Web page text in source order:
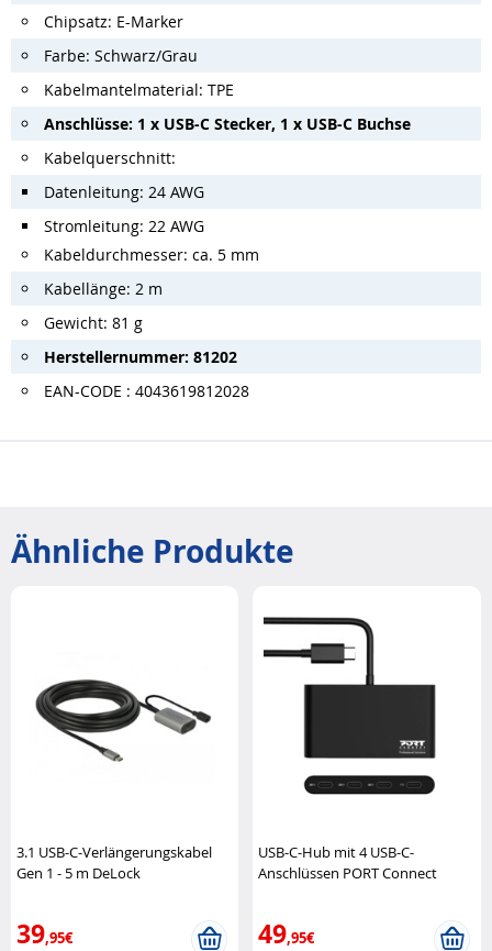
Chipsatz: E-Marker
Farbe: Schwarz/Grau
Kabelmantelmaterial: TPE
Anschlüsse: 1 x USB-C Stecker, 1 x USB-C Buchse
Kabelquerschnitt:
Datenleitung: 24 AWG
Stromleitung: 22 AWG
Kabeldurchmesser: ca. 5 mm
Kabellänge: 2 m
Gewicht: 81 g
Herstellernummer: 81202
EAN-CODE : 4043619812028
Ähnliche Produkte
3.1 USB-C-Verlängerungskabel
Gen 1 - 5 m DeLock
39,95€
USB-C-Hub mit 4 USB-C-
Anschlüssen PORT Connect
49,95€